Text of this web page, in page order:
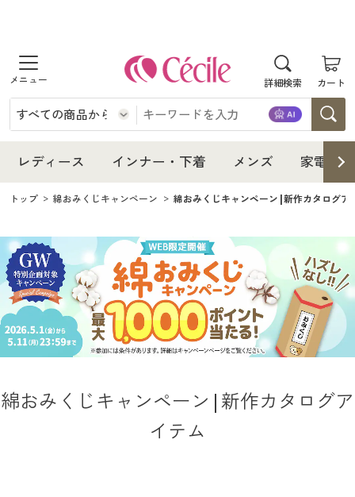
詳細検索 カート
商品を探す
レディース
レディースファッション
女性下着
インナー・下着
インナー・下着通販すべて
女性下着
メンズ下着
ジュニア・ティーンズ下着
メンズ
メンズ通販すべて
メンズファッション
メンズ下着
家電・雑貨
家電・雑貨すべて
家電
寝具・インテリア・家具
寝具・インテリア・家具通販すべて
美容・健康
レディース インナー・下着 メンズ 家電・
レディース
レディース通販すべて
レディースファッション
インナー・下着
インナー・下着通販すべて
女性下着
ジュニア・ティーンズ下着
メンズ
メンズ通販すべて
メンズ下着
家電・雑貨
家電
キッチン・雑貨・日用品
寝具・インテリア・家具通販すべて
家具・収納
カーテン・ラグ・ファブリック
美容・健康
美容・健康通販すべて
制服・スクール
制服・学生服
大きいサイズ通販すべて
バーゲン
トップ 綿おみくじキャンペーン 綿おみくじキャンペーン|新作カタログア
綿おみくじキャンペーン|新作カタログア
イテム